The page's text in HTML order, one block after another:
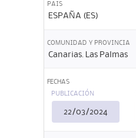
PAIS
ESPAÑA (ES)
COMUNIDAD Y PROVINCIA
Canarias. Las Palmas
FECHAS
PUBLICACIÓN
22/03/2024